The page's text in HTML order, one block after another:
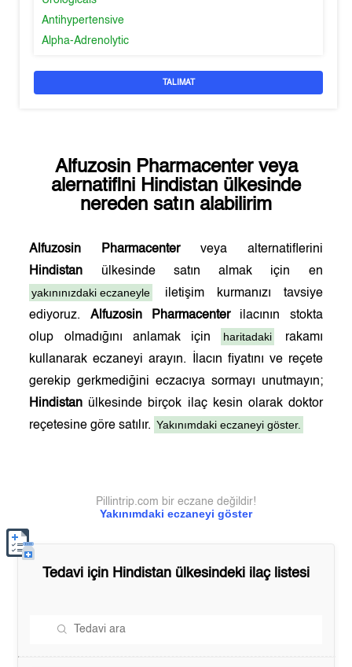
Antihypertensive
Alpha-Adrenolytic
TALIMAT
Alfuzosin Pharmacenterveya
alernatifini Hindistan ülkesinde
nereden satın alabilirim
Alfuzosin Pharmacenterveya alternatiflerini
Hindistan ülkesinde satın almak için en
yakınınızdaki eczaneyle
iletişim kurmanızı tavsiye
ediyoruz. Alfuzosin Pharmacenterilacının stokta
olup olmadığını anlamak için
haritadaki
rakamı
kullanarak eczaneyi arayın. İlacın fiyatını ve reçete
gerekip gerkmediğini eczacıya sormayı unutmayın;
Hindistan ülkesinde birçok ilaç kesin olarak doktor
reçetesine göre satılır. Yakınımdaki eczaneyi göster.
Yakınımdaki eczaneyi göster
Pillintrip.com bir eczane değildir!
Tedavi için Hindistan ülkesindeki ilaç listesi